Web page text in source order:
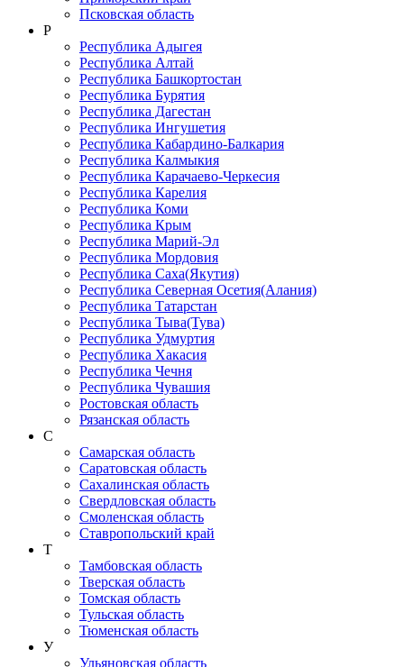
Псковская область
Р
Республика Адыгея
Республика Алтай
Республика Башкортостан
Республика Бурятия
Республика Дагестан
Республика Ингушетия
Республика Кабардино-Балкария
Республика Калмыкия
Республика Карачаево-Черкеcия
Республика Карелия
Республика Коми
Республика Крым
Республика Марий-Эл
Республика Мордовия
Республика Саха(Якутия)
Республика Северная Осетия(Алания)
Республика Татарстан
Республика Тыва(Тува)
Республика Удмуртия
Республика Хакасия
Республика Чечня
Республика Чувашия
Ростовская область
Рязанская область
С
Самарская область
Саратовская область
Сахалинская область
Свердловская область
Смоленская область
Ставропольский край
Т
Тамбовская область
Тверская область
Томская область
Тульская область
Тюменская область
У
Ульяновская область